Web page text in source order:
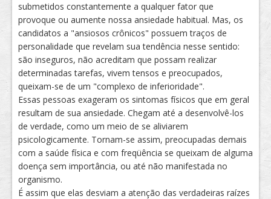
submetidos constantemente a qualquer fator que
provoque ou aumente nossa ansiedade habitual. Mas, os
candidatos a "ansiosos crônicos" possuem traços de
personalidade que revelam sua tendência nesse sentido:
são inseguros, não acreditam que possam realizar
determinadas tarefas, vivem tensos e preocupados,
queixam-se de um "complexo de inferioridade".
Essas pessoas exageram os sintomas físicos que em geral
resultam de sua ansiedade. Chegam até a desenvolvê-los
de verdade, como um meio de se aliviarem
psicologicamente. Tornam-se assim, preocupadas demais
com a saúde física e com freqüência se queixam de alguma
doença sem importância, ou até não manifestada no
organismo.
É assim que elas desviam a atenção das verdadeiras raízes